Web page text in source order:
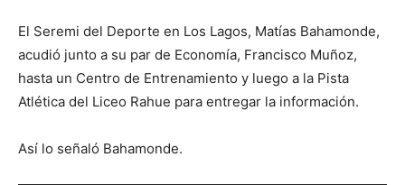
El Seremi del Deporte en Los Lagos, Matías Bahamonde,
acudió junto a su par de Economía, Francisco Muñoz,
hasta un Centro de Entrenamiento y luego a la Pista
Atlética del Liceo Rahue para entregar la información.
Así lo señaló Bahamonde.